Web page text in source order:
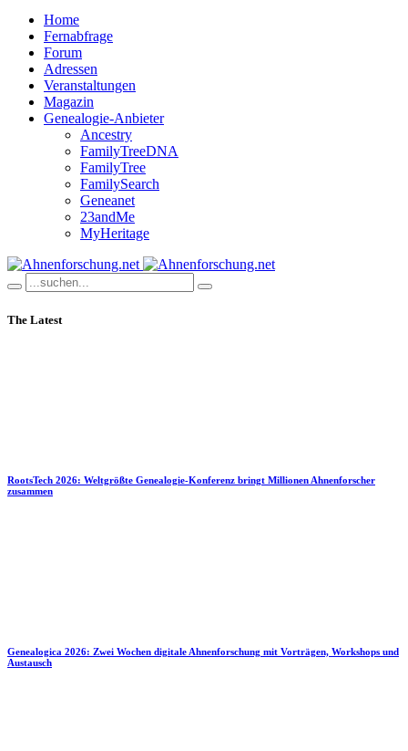
Home
Fernabfrage
Forum
Adressen
Veranstaltungen
Magazin
Genealogie-Anbieter
Ancestry
FamilyTreeDNA
FamilyTree
FamilySearch
Geneanet
23andMe
MyHeritage
The Latest
RootsTech 2026: Weltgrößte Genealogie-Konferenz bringt Millionen Ahnenforscher
zusammen
Genealogica 2026: Zwei Wochen digitale Ahnenforschung mit Vorträgen, Workshops und
Austausch